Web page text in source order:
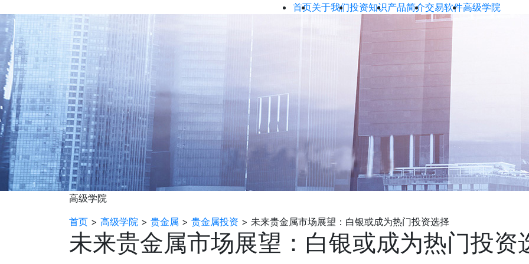
首页关于我们投资知识产品简介交易软件高级学院
高级学院
首页 > 高级学院 > 贵金属 > 贵金属投资 > 未来贵金属市场展望：白银或成为热门投资选择
未来贵金属市场展望：白银或成为热门投资